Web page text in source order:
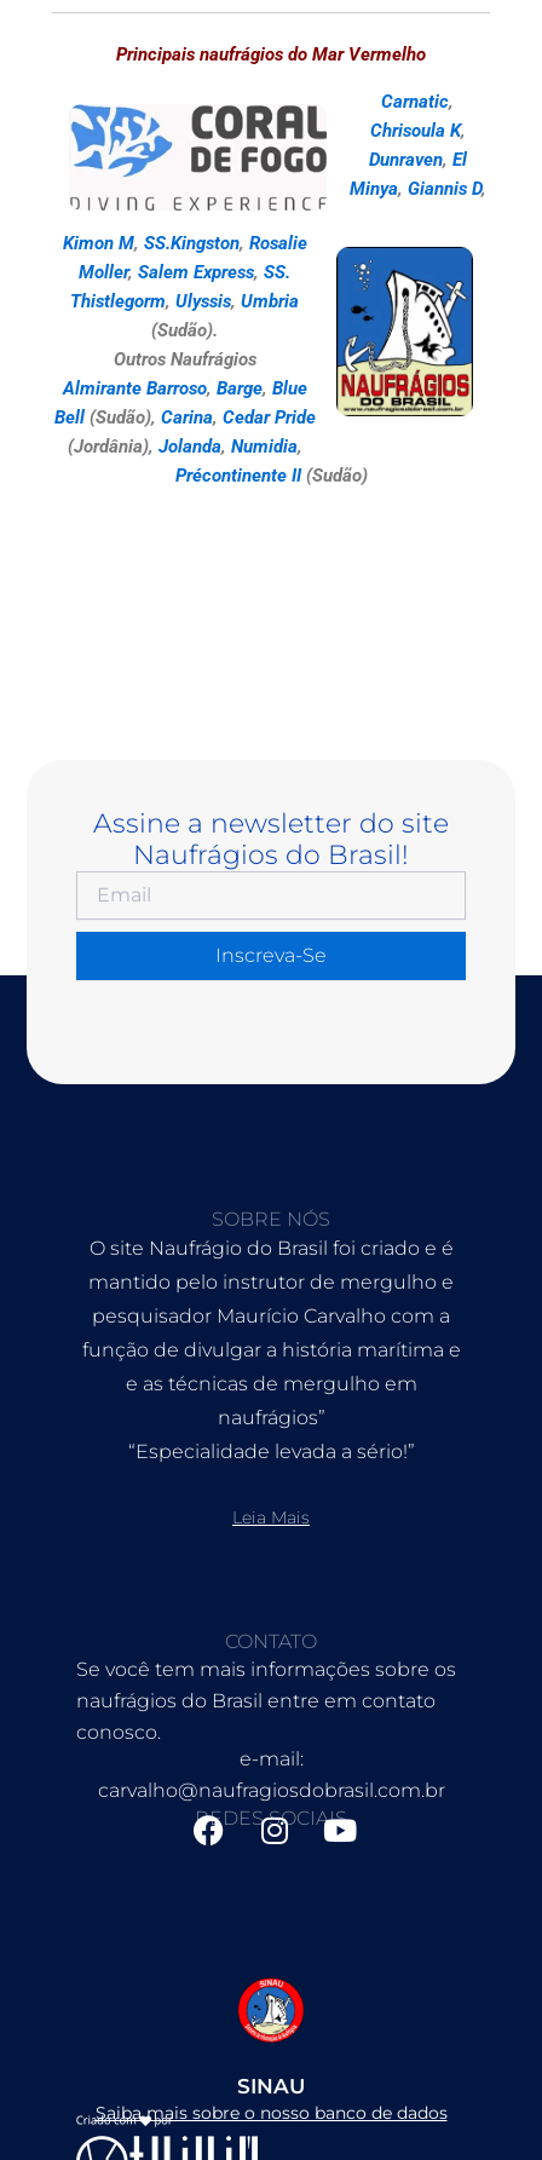
Principais naufrágios do Mar Vermelho
Carnatic,
Chrisoula K,
Dunraven, El
Minya, Giannis D,
Kimon M, SS.Kingston, Rosalie
Moller,Salem Express,SS.
Thistlegorm,Ulyssis,Umbria
(Sudão).
Outros Naufrágios
Almirante Barroso, Barge, Blue
Bell(Sudão), Carina, Cedar Pride
(Jordânia), Jolanda, Numidia,
Précontinente II(Sudão)
Assine a newsletter do site
Naufrágios do Brasil!
Inscreva-Se
SOBRE NÓS
O site Naufrágio do Brasil foi criado e é
mantido pelo instrutor de mergulho e
pesquisador Maurício Carvalho com a
função de divulgar a história marítima e
e as técnicas de mergulho em
naufrágios”
“Especialidade levada a sério!”
Leia Mais
CONTATO
Se você tem mais informações sobre os
naufrágios do Brasil entre em contato
conosco.
e-mail:
carvalho@naufragiosdobrasil.com.br
REDES SOCIAIS
F
I
g
r
m
Y
SINAU
Saiba mais sobre o nosso banco de dados